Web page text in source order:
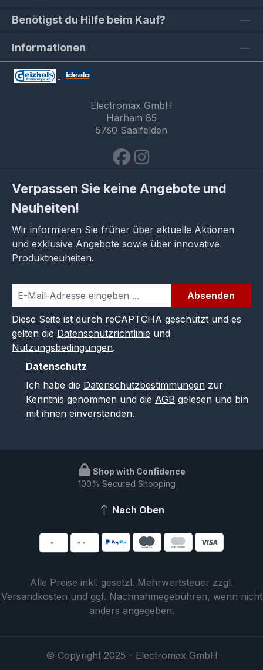
Benötigst du Hilfe beim Kauf?
Informationen
Electromax GmbH
Harham 85
5760 Saalfelden
Verpassen Sie keine Angebote und
Neuheiten!
Wir informieren Sie früher über aktuelle Aktionen
und exklusive Angebote sowie über innovative
Produktneuheiten.
Absenden
Diese Seite ist durch reCAPTCHA geschützt und es
gelten die Datenschutzrichtlinie und
Nutzungsbedingungen.
Datenschutz
Ich habe die Datenschutzbestimmungen zur
Kenntnis genommen und die AGB gelesen und bin
mit ihnen einverstanden.
Shop with Confidence
100% Secured Shopping
Nach Oben
Alle Preise inkl. gesetzl. Mehrwertsteuer zzgl.
Versandkosten und ggf. Nachnahmegebühren, wenn nicht
anders angegeben.
© Copyright 2025 - Electromax GmbH